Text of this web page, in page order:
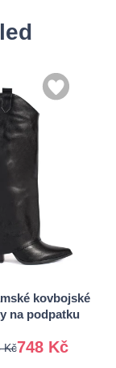
kovbojské
na podpatku
748 Kč
Kč
37
39